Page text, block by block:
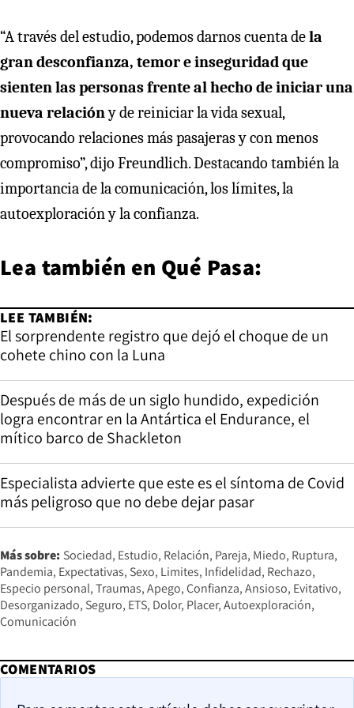
“A través del estudio, podemos darnos cuenta dela
gran desconfianza, temor e inseguridad que
sienten las personas frente al hecho de iniciar una
nueva relacióny de reiniciar la vida sexual,
provocando relaciones más pasajeras y con menos
compromiso”, dijo Freundlich. Destacando también la
importancia de la comunicación, los límites, la
autoexploración y la confianza.
Lea también en Qué Pasa:
LEE TAMBIÉN:
El sorprendente registro que dejó el choque de un
cohete chino con la Luna
Después de más de un siglo hundido, expedición
logra encontrar en la Antártica el Endurance, el
mítico barco de Shackleton
Especialista advierte que este es el síntoma de Covid
más peligroso que no debe dejar pasar
Más sobre: Sociedad Estudio Relación Pareja Miedo Ruptura
Pandemia Expectativas Sexo Limites Infidelidad Rechazo
Especio personal Traumas Apego Confianza Ansioso Evitativo
Desorganizado Seguro ETS Dolor Placer Autoexploración
Comunicación
COMENTARIOS